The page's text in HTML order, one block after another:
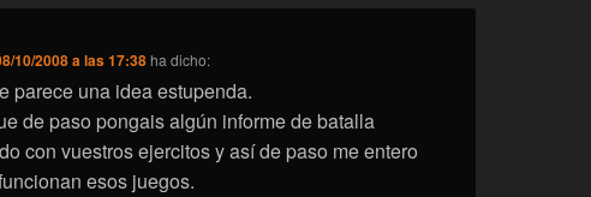
10/2008 a las 17:38ha dicho:
parece una idea estupenda.
de paso pongais algún informe de batalla
con vuestros ejercitos y así de paso me entero
esos juegos.